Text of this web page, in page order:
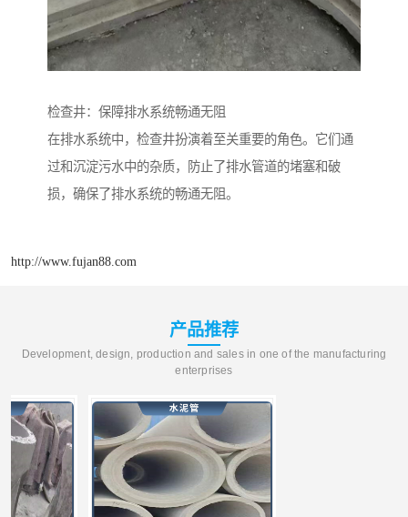
检查井：保障排水系统畅通无阻
在排水系统中，检查井扮演着至关重要的角色。它们通
过和沉淀污水中的杂质，防止了排水管道的堵塞和破
损，确保了排水系统的畅通无阻。
http://www.fujan88.com
产品推荐
Development, design, production and sales in one of the manufacturing
enterprises